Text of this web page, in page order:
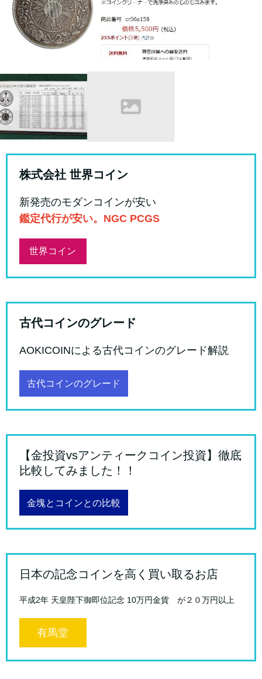
株式会社 世界コイン
新発売のモダンコインが安い
鑑定代行が安い。NGC PCGS
世界コイン
古代コインのグレード
AOKICOINによる古代コインのグレード解説
古代コインのグレード
【金投資vsアンティークコイン投資】徹底
比較してみました！！
金塊とコインとの比較
日本の記念コインを高く買い取るお店
平成2年 天皇陛下御即位記念 10万円金貨 が２０万円以上
有馬堂